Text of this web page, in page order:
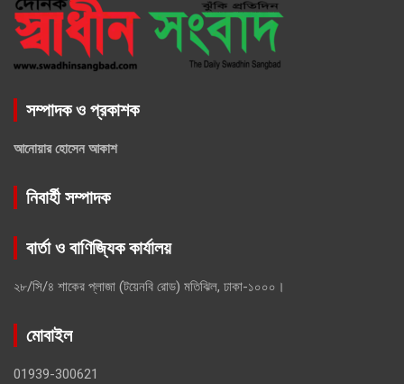
সম্পাদক ও প্রকাশক
আনোয়ার হোসেন আকাশ
নিবার্হী সম্পাদক
বার্তা ও বাণিজ্যিক কার্যালয়
২৮/সি/৪ শাকের প্লাজা (টয়েনবি রোড) মতিঝিল, ঢাকা-১০০০।
মোবাইল
01939-300621